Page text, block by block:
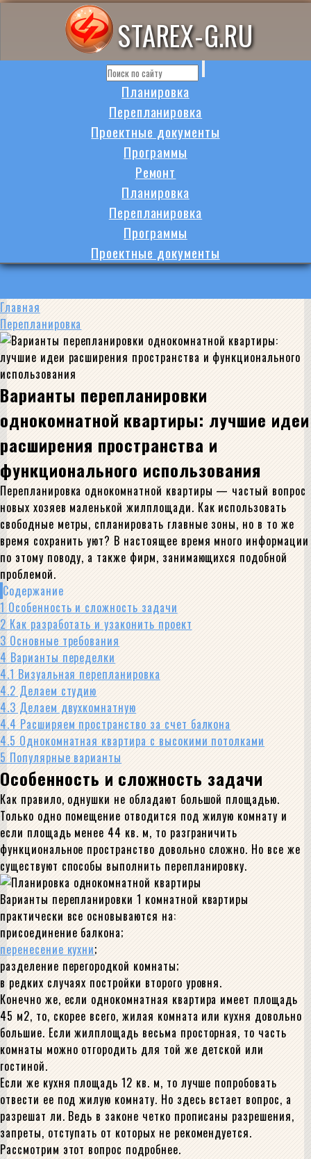
STAREX-G.RU
Планировка
Перепланировка
Проектные документы
Программы
Ремонт
Планировка
Перепланировка
Программы
Проектные документы
Главная
Перепланировка
Варианты перепланировки
однокомнатной квартиры: лучшие идеи
расширения пространства и
функционального использования
Перепланировка однокомнатной квартиры — частый вопрос
новых хозяев маленькой жилплощади. Как использовать
свободные метры, спланировать главные зоны, но в то же
время сохранить уют? В настоящее время много информации
по этому поводу, а также фирм, занимающихся подобной
проблемой.
Содержание
1 Особенность и сложность задачи
2 Как разработать и узаконить проект
3 Основные требования
4 Варианты переделки
4.1 Визуальная перепланировка
4.2 Делаем студию
4.3 Делаем двухкомнатную
4.4 Расширяем пространство за счет балкона
4.5 Однокомнатная квартира с высокими потолками
5 Популярные варианты
Особенность и сложность задачи
Как правило, однушки не обладают большой площадью.
Только одно помещение отводится под жилую комнату и
если площадь менее 44 кв. м, то разграничить
функциональное пространство довольно сложно. Но все же
существуют способы выполнить перепланировку.
Варианты перепланировки 1 комнатной квартиры
практически все основываются на:
присоединение балкона;
перенесение кухни;
разделение перегородкой комнаты;
в редких случаях постройки второго уровня.
Конечно же, если однокомнатная квартира имеет площадь
45 м2, то, скорее всего, жилая комната или кухня довольно
большие. Если жилплощадь весьма просторная, то часть
комнаты можно отгородить для той же детской или
гостиной.
Если же кухня площадь 12 кв. м, то лучше попробовать
отвести ее под жилую комнату. Но здесь встает вопрос, а
разрешат ли. Ведь в законе четко прописаны разрешения,
запреты, отступать от которых не рекомендуется.
Рассмотрим этот вопрос подробнее.